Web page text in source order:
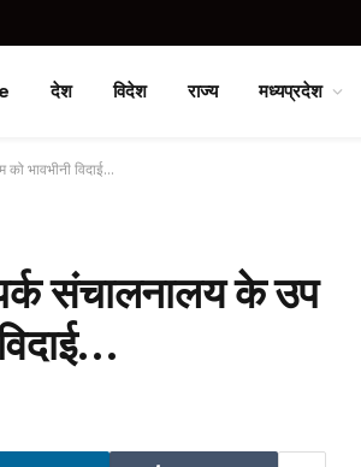
देश विदेश राज्य मध्यप्रदेश
भावभीनी विदाई…
संचालनालय के उप